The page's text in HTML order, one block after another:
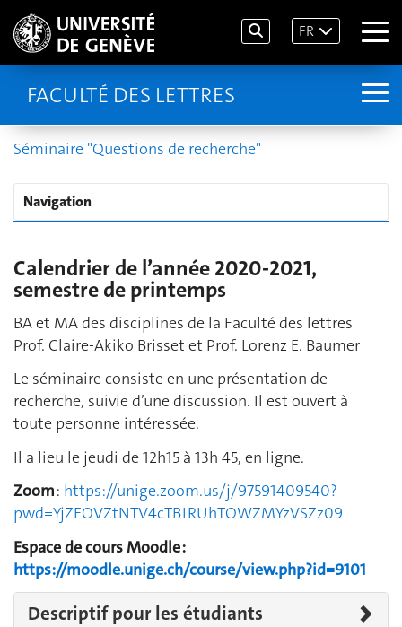
FR
FACULTÉ DES LETTRES
Séminaire "Questions de recherche"
Navigation
Calendrier de l’année 2020-2021,
semestre de printemps
BA et MA des disciplines de la Faculté des lettres
Prof. Claire-Akiko Brisset et Prof. Lorenz E. Baumer
Le séminaire consiste en une présentation de
recherche, suivie d’une discussion. Il est ouvert à
toute personne intéressée.
Il a lieu le jeudi de 12h15 à 13h 45, en ligne.
Zoom: https://unige.zoom.us/j/97591409540?
pwd=YjZEOVZtNTV4cTBIRUhTOWZMYzVSZz09
Espace de cours Moodle :
https://moodle.unige.ch/course/view.php?id=9101
Descriptif pour les étudiants